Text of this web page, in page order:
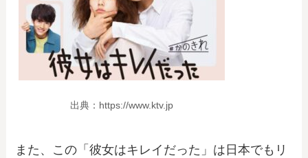
出典：https://www.ktv.jp
また、この「彼女はキレイだった」は日本でもリ